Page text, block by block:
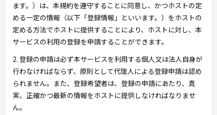
ます。）は、本規約を遵守することに同意し、かつホストの定
める一定の情報（以下「登録情報」といいます。）をホストの
定める方法でホストに提供することにより、ホストに対し、本
サービスの利用の登録を申請することができます。
2. 登録の申請は必ず本サービスを利用する個人又は法人自身が
行わなければならず、原則として代理人による登録申請は認め
られません。また、登録希望者は、登録の申請にあたり、真
実、正確かつ最新の情報をホストに提供しなければなりませ
ん。